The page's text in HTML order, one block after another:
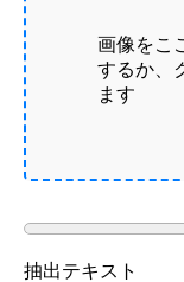
画像をこ
するか、
ます
抽出テキスト